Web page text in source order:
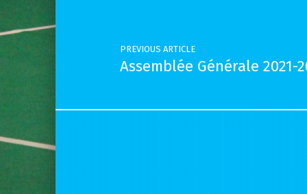
PREVIOUS ARTICLE
Assemblée Générale 2021-